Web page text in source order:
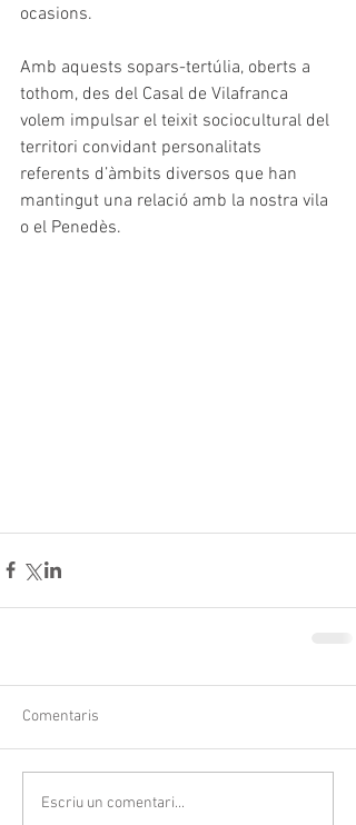
ocasions.
Amb aquests sopars-tertúlia, oberts a
tothom, des del Casal de Vilafranca
volem impulsar el teixit sociocultural del
territori convidant personalitats
referents d’àmbits diversos que han
mantingut una relació amb la nostra vila
o el Penedès.
Comentaris
Escriu un comentari...